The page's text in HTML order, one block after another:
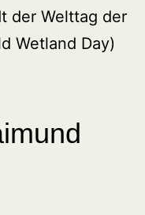
der Welttag der
Wetland Day)